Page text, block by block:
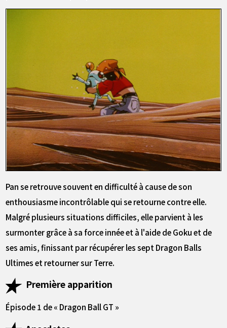
Pan se retrouve souvent en difficulté à cause de son
enthousiasme incontrôlable qui se retourne contre elle.
Malgré plusieurs situations difficiles, elle parvient à les
surmonter grâce à sa force innée et à l'aide de Goku et de
ses amis, finissant par récupérer les sept Dragon Balls
Ultimes et retourner sur Terre.
Première apparition
Épisode 1 de « Dragon Ball GT »